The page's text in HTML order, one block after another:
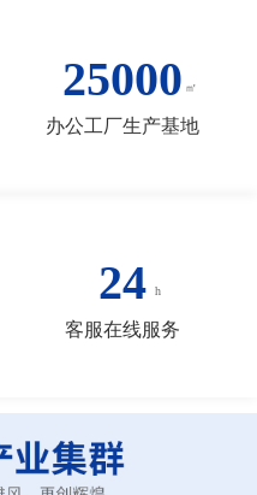
25000
办公工厂生产基地
24
客服在线服务